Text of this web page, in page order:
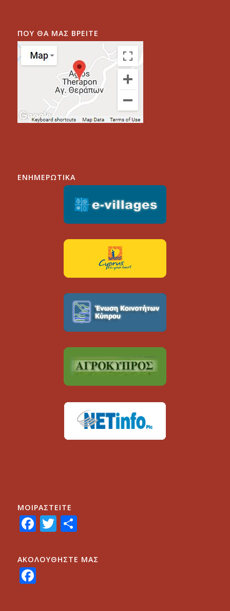
ΠΟΥ ΘΑ ΜΑΣ ΒΡΕΙΤΕ
ΕΝΗΜΕΡΩΤΙΚΑ
ΜΟΙΡΑΣTEITE
Facebook
Twitter
Share
ΑΚΟΛΟΥΘΗΣΤΕ ΜΑΣ
Facebook